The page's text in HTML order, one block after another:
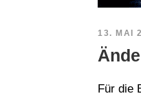
13. MAI
Für die